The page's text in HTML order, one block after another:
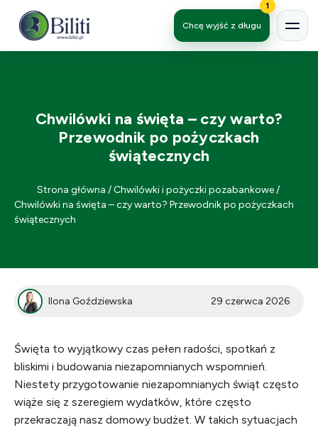
Chcę wyjść z długu
1
Chwilówki na święta – czy warto?
Przewodnik po pożyczkach
świątecznych
Strona główna /Chwilówki i pożyczki pozabankowe/
Chwilówki na święta – czy warto? Przewodnik po pożyczkach
świątecznych
Ilona Goździewska 29 czerwca 2026
Święta to wyjątkowy czas pełen radości, spotkań z
bliskimi i budowania niezapomnianych wspomnień.
Niestety przygotowanie niezapomnianych świąt często
wiąże się z szeregiem wydatków, które często
przekraczają nasz domowy budżet. W takich sytuacjach